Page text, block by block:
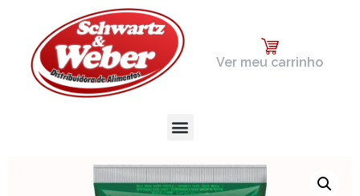
Ver meu carrinho